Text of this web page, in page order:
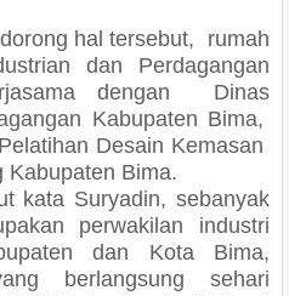
hal tersebut, rumah
dan Perdagangan
dengan Dinas
Kabupaten Bima,
Desain Kemasan
Kabupaten Bima.
kata Suryadin, sebanyak
perwakilan industri
dan Kota Bima,
berlangsung sehari